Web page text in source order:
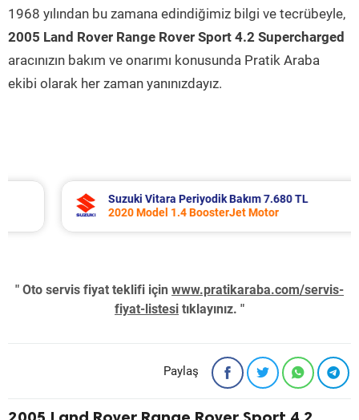
1968 yılından bu zamana edindiğimiz bilgi ve tecrübeyle,
2005 Land Rover Range Rover Sport 4.2 Supercharged
aracınızın bakım ve onarımı konusunda Pratik Araba
ekibi olarak her zaman yanınızdayız.
Suzuki Vitara Periyodik Bakım 7.680 TL
2020 Model 1.4 BoosterJet Motor
" Oto servis fiyat teklifi için www.pratikaraba.com/servis-
fiyat-listesi tıklayınız. "
Paylaş